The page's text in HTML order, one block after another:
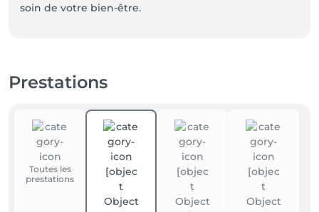
soin de votre bien-être.
1083 Ganshoren
🅿️ Stationnement
Des places de stationnement sont disponibles sur
l’avenue.
Attention : le stationnement est payant du lundi au
samedi, de 9h à 20h (maximum 2 heures).
Prestations
Toutes les
prestations